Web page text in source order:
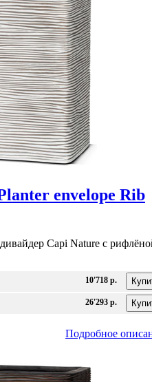
envelope Rib
Capi Nature c
10'718 р.
26'293 р.
Подробное